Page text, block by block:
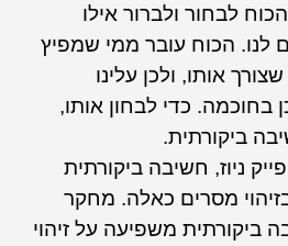
לבחור ולברור אילו
לנו. הכוח עובר ממי שמפיץ
אותו, ולכן עלינו
כדי לבחון אותו,
ביקורתית.
ניוז, חשיבה ביקורתית
מסרים כאלה. מחקר
ביקורתית משפיעה על זיהוי